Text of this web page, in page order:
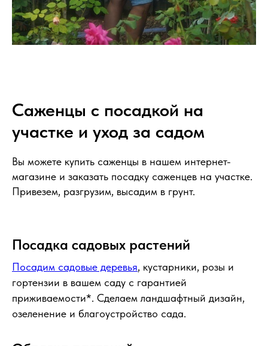
Саженцы с посадкой на
участке и уход за садом
Вы можете купить саженцы в нашем интернет-
магазине и заказать посадку саженцев на участке.
Привезем, разгрузим, высадим в грунт.
Посадка садовых растений
Посадим садовые деревья, кустарники, розы и
гортензии в вашем саду с гарантией
приживаемости*. Сделаем ландшафтный дизайн,
озеленение и благоустройство сада.